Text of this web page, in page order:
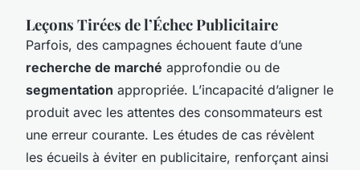
Leçons Tirées de l’Échec Publicitaire
Parfois, des campagnes échouent faute d’une
recherche de marché approfondie ou de
segmentation appropriée. L’incapacité d’aligner le
produit avec les attentes des consommateurs est
une erreur courante. Les études de cas révèlent
les écueils à éviter en publicitaire, renforçant ainsi